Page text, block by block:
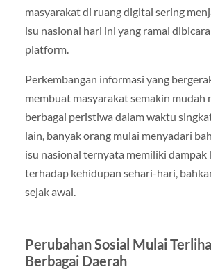
masyarakat di ruang digital sering
isu nasional hari ini yang ramai
platform.
Perkembangan informasi yang
membuat masyarakat semakin mudah
berbagai peristiwa dalam waktu
lain, banyak orang mulai menyadari
isu nasional ternyata memiliki dampak
terhadap kehidupan sehari-hari,
sejak awal.
Perubahan Sosial Mulai
Berbagai Daerah